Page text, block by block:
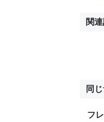
関
同
フ